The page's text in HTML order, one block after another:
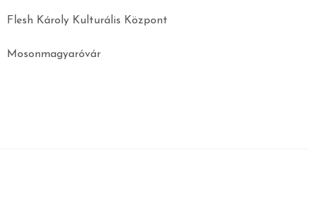
Flesh Károly Kulturális Központ
Mosonmagyaróvár